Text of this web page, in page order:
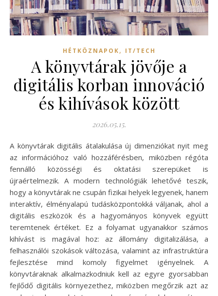
HÉTKÖZNAPOK, IT/TECH
A könyvtárak jövője a
digitális korban innováció
és kihívások között
2026.05.15.
A könyvtárak digitális átalakulása új dimenziókat nyit meg
az információhoz való hozzáférésben, miközben régóta
fennálló közösségi és oktatási szerepüket is
újraértelmezik. A modern technológiák lehetővé teszik,
hogy a könyvtárak ne csupán fizikai helyek legyenek, hanem
interaktív, élményalapú tudásközpontokká váljanak, ahol a
digitális eszközök és a hagyományos könyvek együtt
teremtenek értéket. Ez a folyamat ugyanakkor számos
kihívást is magával hoz: az állomány digitalizálása, a
felhasználói szokások változása, valamint az infrastruktúra
fejlesztése mind komoly figyelmet igényelnek. A
könyvtáraknak alkalmazkodniuk kell az egyre gyorsabban
fejlődő digitális környezethez, miközben megőrzik azt az